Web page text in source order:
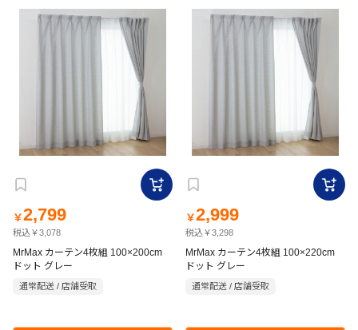
￥2,799
税込￥3,078
MrMax カーテン4枚組 100×200cm
ドット グレー
通常配送 / 店舗受取
￥2,999
税込￥3,298
MrMax カーテン4枚組 100×220cm
ドット グレー
通常配送 / 店舗受取